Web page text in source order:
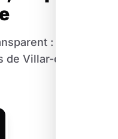
: voici
Villar-d'Arêne.